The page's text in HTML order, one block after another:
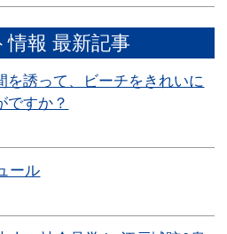
情報 最新記事
を誘って、ビーチをきれいに
ですか？
ール